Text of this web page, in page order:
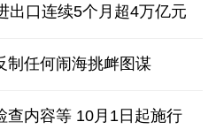
出口连续5个月超4万亿元
制任何闹海挑衅图谋
查内容等 10月1日起施行